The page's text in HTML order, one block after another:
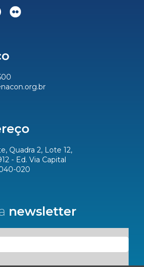
Quadra 2, Lote 12,
- Ed. Via Capital
020
newsletter